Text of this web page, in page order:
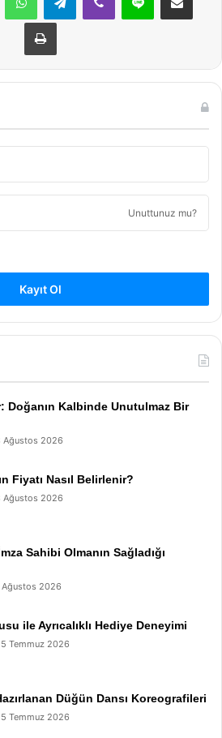
Yazdır
Unuttunuz mu?
Kayıt Ol
Doğanın Kalbinde Unutulmaz Bir
Ağustos 2026
Fiyatı Nasıl Belirlenir?
Ağustos 2026
Sahibi Olmanın Sağladığı
Ağustos 2026
ile Ayrıcalıklı Hediye Deneyimi
Temmuz 2026
Düğün Dansı Koreografileri
Temmuz 2026